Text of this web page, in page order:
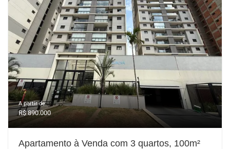
A partir de:
R$ 890.000
Apartamento à Venda com 3 quartos, 100m²